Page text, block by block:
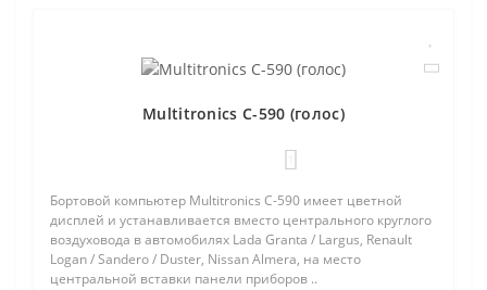
Multitronics C-590 (голос)
Бортовой компьютер Multitronics C-590 имеет цветной
дисплей и устанавливается вместо центрального круглого
воздуховода в автомобилях Lada Granta / Largus, Renault
Logan / Sandero / Duster, Nissan Almera, на место
центральной вставки панели приборов ..